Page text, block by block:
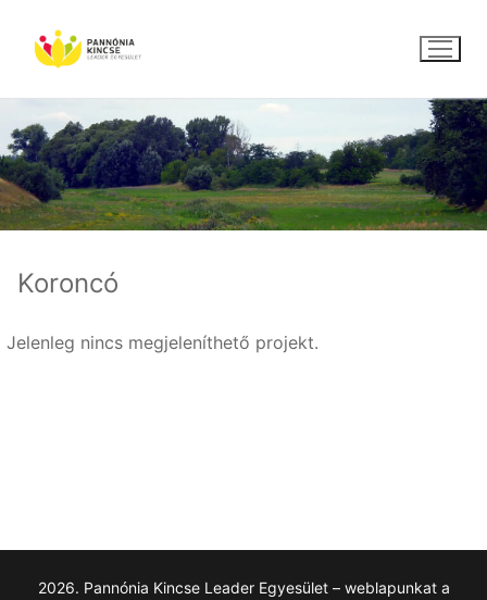
tartalomra
Koroncó
Jelenleg nincs megjeleníthető projekt.
2026. Pannónia Kincse Leader Egyesület – weblapunkat a